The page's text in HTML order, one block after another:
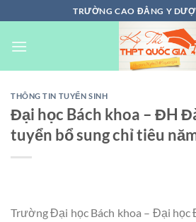
đến
nội
TRƯỜNG CAO ĐẲNG Y
THÔNG TIN TUYỂN SINH
Đại học Bách khoa – ĐH
tuyển bổ sung chỉ tiêu
Trường Đại học Bách khoa – Đại học